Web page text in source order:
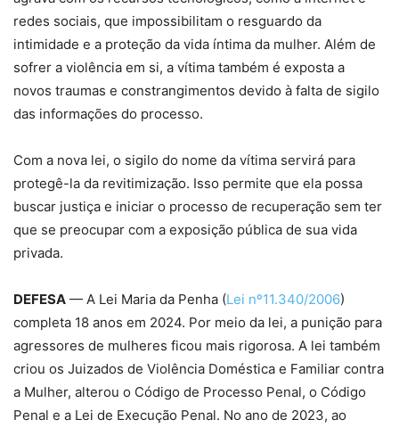
redes sociais, que impossibilitam o resguardo da
intimidade e a proteção da vida íntima da mulher. Além de
sofrer a violência em si, a vítima também é exposta a
novos traumas e constrangimentos devido à falta de sigilo
das informações do processo.
Com a nova lei, o sigilo do nome da vítima servirá para
protegê-la da revitimização. Isso permite que ela possa
buscar justiça e iniciar o processo de recuperação sem ter
que se preocupar com a exposição pública de sua vida
privada.
DEFESA — A Lei Maria da Penha (Lei nº11.340/2006)
completa 18 anos em 2024. Por meio da lei, a punição para
agressores de mulheres ficou mais rigorosa. A lei também
criou os Juizados de Violência Doméstica e Familiar contra
a Mulher, alterou o Código de Processo Penal, o Código
Penal e a Lei de Execução Penal. No ano de 2023, ao